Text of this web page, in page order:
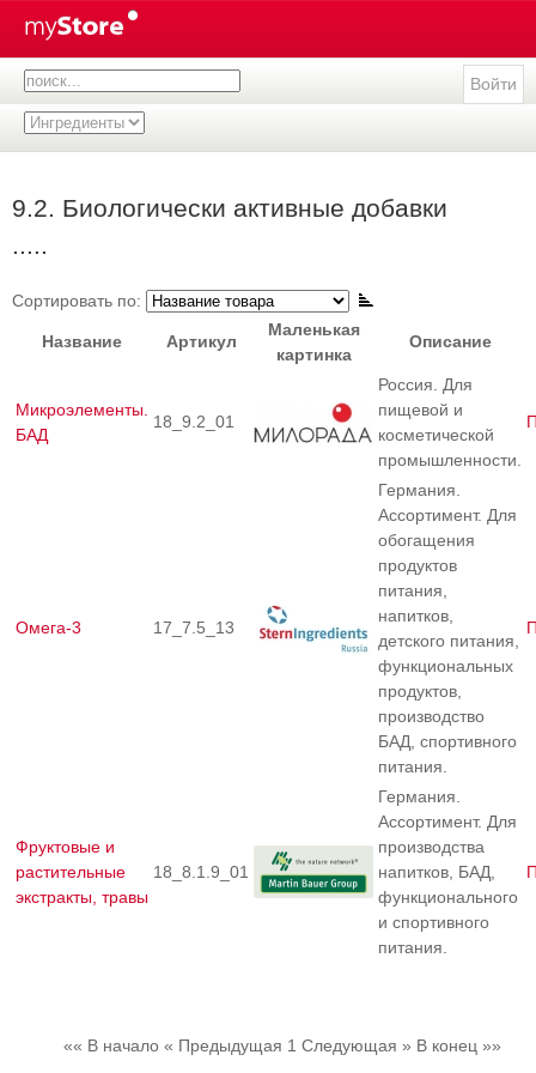
Войти
9.2. Биологически активные добавки
.....
Сортировать по:
Название Артикул
Маленькая
картинка
Описание
Микроэлементы.
БАД
18_9.2_01
Россия. Для
пищевой и
косметической
промышленности.
Омега-3 17_7.5_13
Германия.
Ассортимент. Для
обогащения
продуктов
питания,
напитков,
детского питания,
функциональных
продуктов,
производство
БАД, спортивного
питания.
Фруктовые и
растительные
экстракты, травы
18_8.1.9_01
Германия.
Ассортимент. Для
производства
напитков, БАД,
функционального
и спортивного
питания.
«« В начало « Предыдущая 1 Следующая » В конец »»